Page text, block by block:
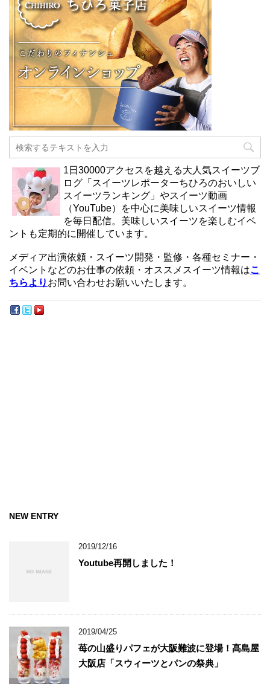
1日30000アクセスを越える大人気スイーツブ
ログ「スイーツレポーターちひろのおいしい
スイーツランキング」やスイーツ動画
（YouTube）を中心に美味しいスイーツ情報
を毎日配信。美味しいスイーツを楽しむイベ
ントも定期的に開催しています。
メディア出演依頼・スイーツ開発・監修・各種セミナー・
イベントなどのお仕事の依頼・オススメスイーツ情報はこ
ちらより お問い合わせお願いいたします。
NEW ENTRY
2019/12/16
Youtube再開しました！
2019/04/25
苺の山盛りパフェが大阪難波に登場！髙島屋
大阪店「スウィーツとパンの祭典」